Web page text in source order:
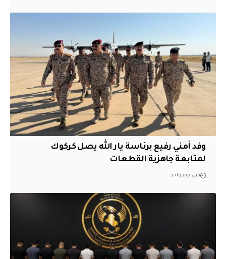
وفد أمني رفيع برئاسة يار الله يصل كركوك
لمتابعة جاهزية القطعات
قبل يوم واحد